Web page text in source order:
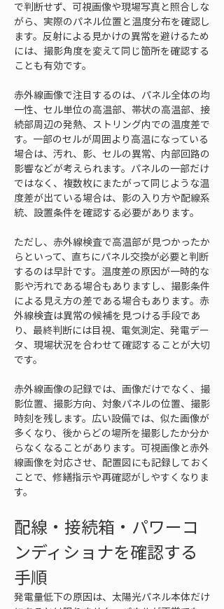
で判断せず、可視画像や現場写真と照合しな
がら、実際のパネル位置と温度分布を確認し
ます。反射による見かけの異常を避けるため
には、撮影角度を変えて同じ箇所を確認する
ことも有効です。
赤外線画像で注目するのは、パネル全体の均
一性、セル単位の高温部、帯状の高温部、接
続部周辺の発熱、ストリング内での温度差で
す。一部のセルが周囲より高温になっている
場合は、汚れ、影、セルの異常、内部回路の
影響などが考えられます。パネルの一部だけ
ではなく、複数枚にまたがって同じような温
度差が出ている場合は、影の入り方や配線系
統、設置条件を確認する必要があります。
ただし、赤外線検査で高温部が見つかったか
らといって、直ちにパネル交換が必要と判断
するのは早計です。温度差の原因が一時的な
影や汚れである場合もありますし、撮影条件
による見え方の差である場合もあります。赤
外線検査は異常の候補を見つける手段であ
り、最終判断には目視、電気測定、発電デー
タ、現場状況を合わせて確認することが大切
です。
赤外線画像の記録では、画像だけでなく、撮
影位置、撮影方向、対象パネルの位置、撮影
時刻を残します。広い設備では、似た画像が
多くなり、後からどの場所を撮影したか分か
らなくなることがあります。可視画像と赤外
線画像を対応させ、配置図にも記録しておく
ことで、修繕指示や再確認がしやすくなりま
す。
配線・接続箱・パワーコ
ンディショナを確認する
手順
発電量低下の原因は、太陽光パネル本体だけ